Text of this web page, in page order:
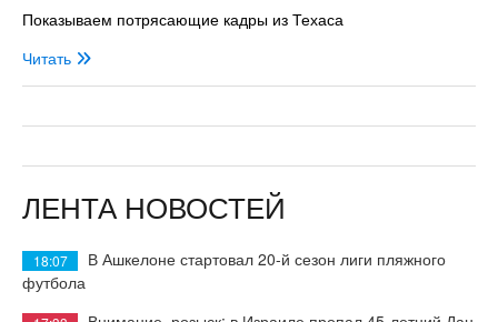
Показываем потрясающие кадры из Техаса
Читать
ЛЕНТА НОВОСТЕЙ
18:07
В Ашкелоне стартовал 20-й сезон лиги пляжного
футбола